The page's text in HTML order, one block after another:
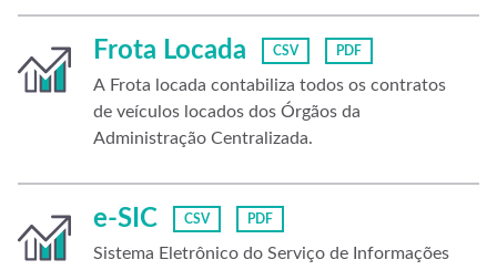
Frota Locada CSV PDF
A Frota locada contabiliza todos os contratos
de veículos locados dos Órgãos da
Administração Centralizada.
e-SIC CSV PDF
Sistema Eletrônico do Serviço de Informações